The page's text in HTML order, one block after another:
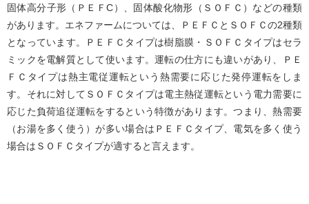
固体高分子形（ＰＥＦC）、固体酸化物形（ＳＯＦＣ）などの種類
があります。エネファームについては、ＰＥＦＣとＳＯＦＣの2種類
となっています。ＰＥＦＣタイプは樹脂膜・ＳＯＦＣタイプはセラ
ミックを電解質として使います。運転の仕方にも違いがあり、ＰＥ
ＦＣタイプは熱主電従運転という熱需要に応じた発停運転をしま
す。それに対してＳＯＦＣタイプは電主熱従運転という電力需要に
応じた負荷追従運転をするという特徴があります。つまり、熱需要
（お湯を多く使う）が多い場合はＰＥＦＣタイプ、電気を多く使う
場合はＳＯＦＣタイプが適すると言えます。